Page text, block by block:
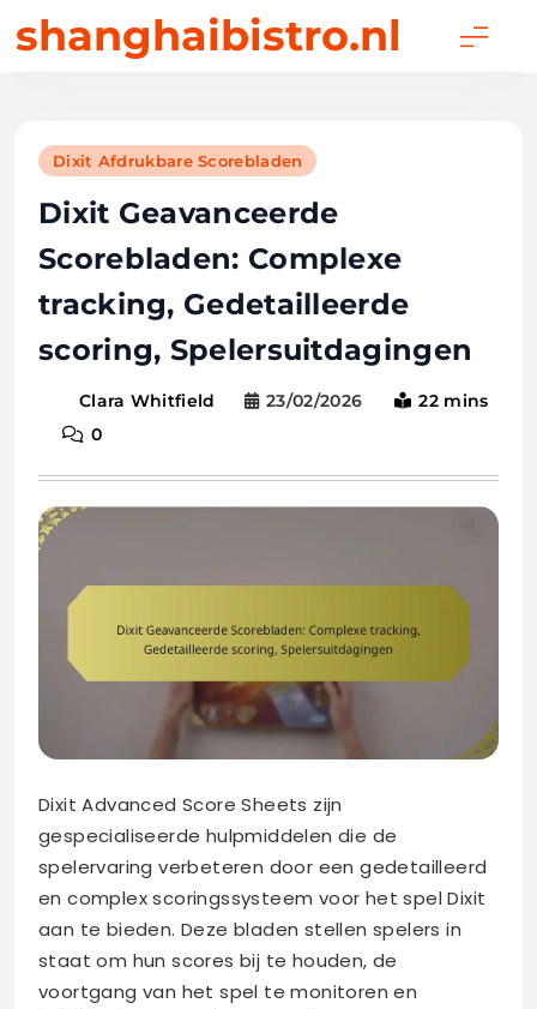
toshanghaibistro.nl
Dixit Afdrukbare Scorebladen
Dixit Geavanceerde
Scorebladen: Complexe
tracking, Gedetailleerde
scoring, Spelersuitdagingen
Clara Whitfield 23/02/2026
22 mins
0
Dixit Advanced Score Sheets zijn
gespecialiseerde hulpmiddelen die de
spelervaring verbeteren door een gedetailleerd
en complex scoringssysteem voor het spel Dixit
aan te bieden. Deze bladen stellen spelers in
staat om hun scores bij te houden, de
voortgang van het spel te monitoren en